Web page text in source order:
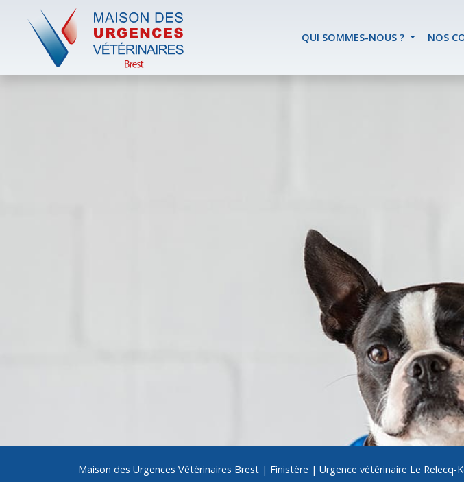
QUI SOMMES-NOUS ? NOS
Maison des Urgences Vétérinaires Brest | Finistère | Urgence vétérinaire Le Relecq-